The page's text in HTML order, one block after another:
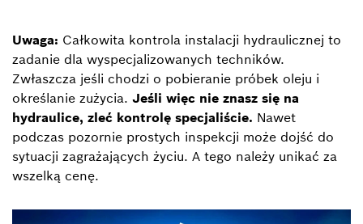
Uwaga: Całkowita kontrola instalacji hydraulicznej to
zadanie dla wyspecjalizowanych techników.
Zwłaszcza jeśli chodzi o pobieranie próbek oleju i
określanie zużycia. Jeśli więc nie znasz się na
hydraulice, zleć kontrolę specjaliście. Nawet
podczas pozornie prostych inspekcji może dojść do
sytuacji zagrażających życiu. A tego należy unikać za
wszelką cenę.